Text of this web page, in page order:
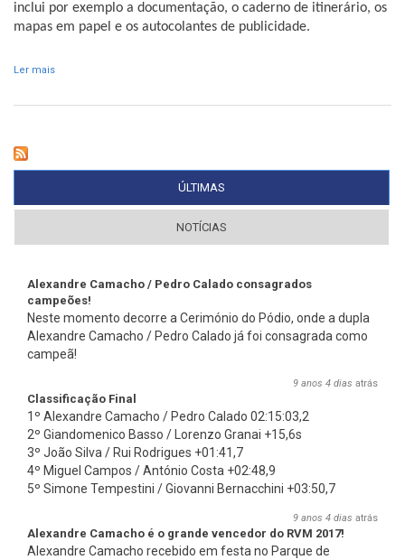
inclui por exemplo a documentação, o caderno de itinerário, os
mapas em papel e os autocolantes de publicidade.
Ler mais
ÚLTIMAS
NOTÍCIAS
Alexandre Camacho / Pedro Calado consagrados
campeões!
Neste momento decorre a Cerimónio do Pódio, onde a dupla
Alexandre Camacho / Pedro Calado já foi consagrada como
campeã!
9 anos 4 dias atrás
Classificação Final
1º Alexandre Camacho / Pedro Calado 02:15:03,2
2º Giandomenico Basso / Lorenzo Granai +15,6s
3º João Silva / Rui Rodrigues +01:41,7
4º Miguel Campos / António Costa +02:48,9
5º Simone Tempestini / Giovanni Bernacchini +03:50,7
9 anos 4 dias atrás
Alexandre Camacho é o grande vencedor do RVM 2017!
Alexandre Camacho recebido em festa no Parque de